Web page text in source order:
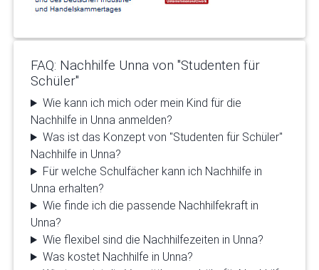
FAQ: Nachhilfe Unna von "Studenten für
Schüler"
Wie kann ich mich oder mein Kind für die
Nachhilfe in Unna anmelden?
Was ist das Konzept von "Studenten für Schüler"
Nachhilfe in Unna?
Für welche Schulfächer kann ich Nachhilfe in
Unna erhalten?
Wie finde ich die passende Nachhilfekraft in
Unna?
Wie flexibel sind die Nachhilfezeiten in Unna?
Was kostet Nachhilfe in Unna?